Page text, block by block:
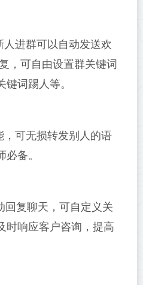
人进群可以自动发送欢
，可自由设置群关键词
词踢人等。
，可无损转发别人的语
备。
回复聊天，可自定义关
时响应客户咨询，提高